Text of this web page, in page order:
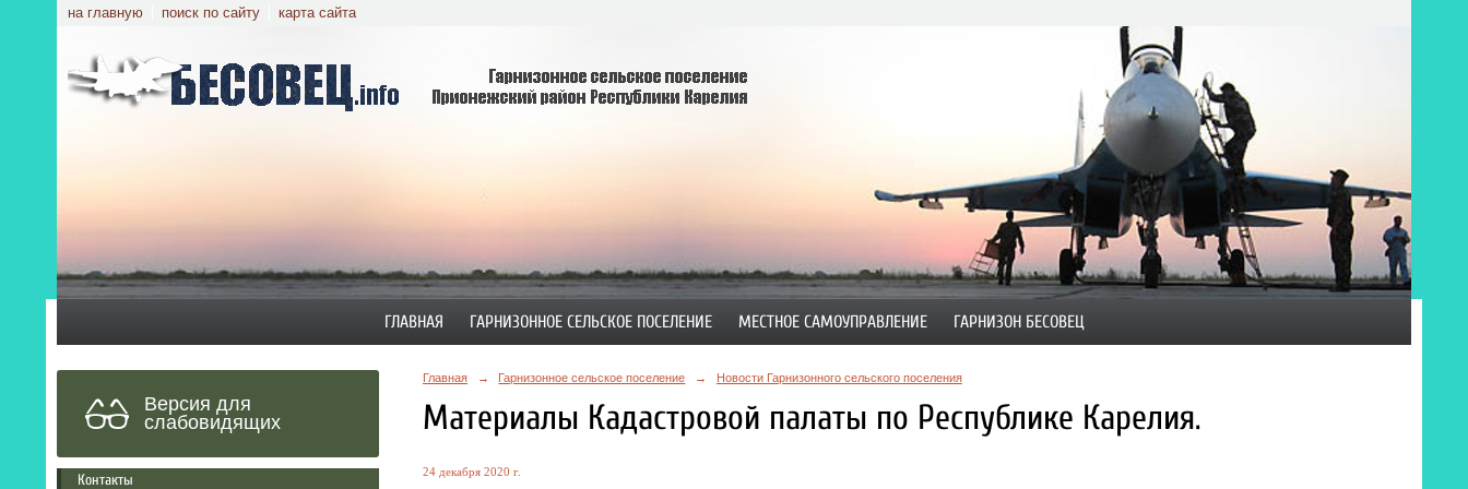
на главную поиск по сайту карта сайта
ГЛАВНАЯ ГАРНИЗОННОЕ СЕЛЬСКОЕ ПОСЕЛЕНИЕ МЕСТНОЕ САМОУПРАВЛЕНИЕ ГАРНИЗОН БЕСОВЕЦ
Версия для
слабовидящих
Контакты
Главная → Гарнизонное сельское поселение → Новости Гарнизонного сельского поселения
Материалы Кадастровой палаты по Республике Карелия.
24 декабря 2020 г.